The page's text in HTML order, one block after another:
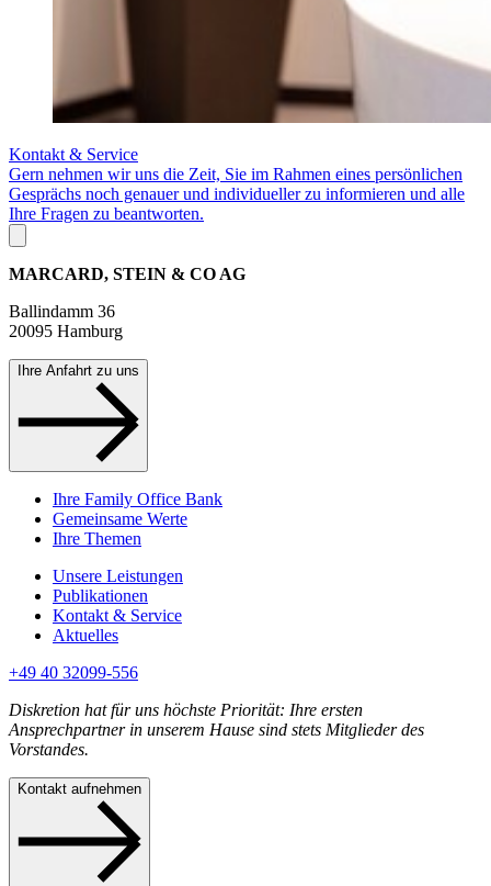
Kontakt & Service
Gern nehmen wir uns die Zeit, Sie im Rahmen eines persönlichen
Gesprächs noch genauer und individueller zu informieren und alle
Ihre Fragen zu beantworten.
MARCARD, STEIN & CO AG
Ballindamm 36
20095 Hamburg
Ihre Anfahrt zu uns
Ihre Family Office Bank
Gemeinsame Werte
Ihre Themen
Unsere Leistungen
Publikationen
Kontakt & Service
Aktuelles
+49 40 32099-556
Diskretion hat für uns höchste Priorität: Ihre ersten
Ansprechpartner in unserem Hause sind stets Mitglieder des
Vorstandes.
Kontakt aufnehmen